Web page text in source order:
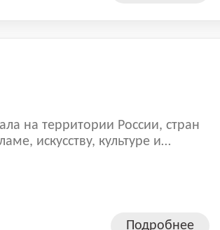
на территории России, стран
искусству, культуре и
Подробнее